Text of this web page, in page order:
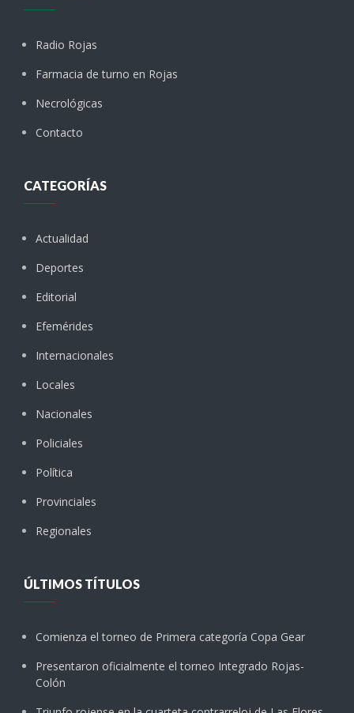
Radio Rojas
Farmacia de turno en Rojas
Necrológicas
Contacto
CATEGORÍAS
Actualidad
Deportes
Editorial
Efemérides
Internacionales
Locales
Nacionales
Policiales
Política
Provinciales
Regionales
ÚLTIMOS TÍTULOS
Comienza el torneo de Primera categoría Copa Gear
Presentaron oficialmente el torneo Integrado Rojas-
Colón